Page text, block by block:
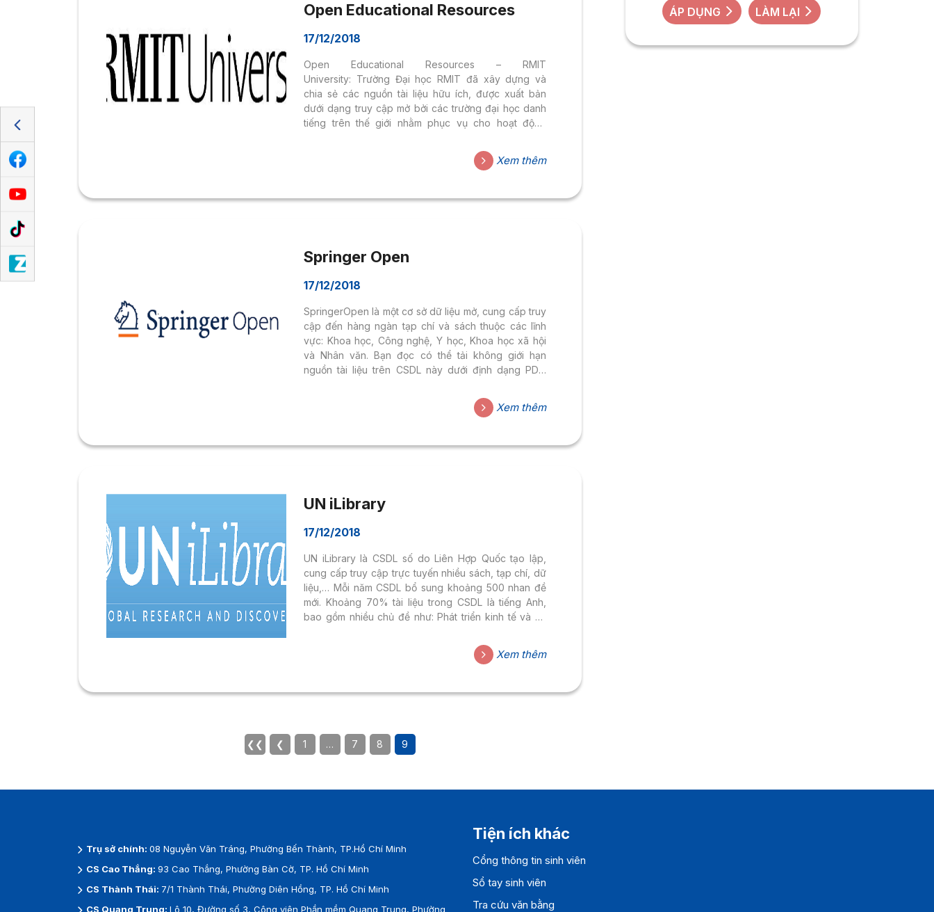
Open Educational Resources
17/12/2018
Open Educational Resources – RMIT
University: Trường Đại học RMIT đã xây dựng và
chia sẻ các nguồn tài liệu hữu ích, được xuất bản
dưới dạng truy cập mở bởi các trường đại học danh
tiếng trên thế giới nhằm phục vụ cho hoạt động
Nam. Link truy cập: Open Educational Resources –
Xem thêm
Springer Open
17/12/2018
SpringerOpen là một cơ sở dữ liệu mở, cung cấp truy
cập đến hàng ngàn tạp chí và sách thuộc các lĩnh
vực: Khoa học, Công nghệ, Y học, Khoa học xã hội
và Nhân văn. Bạn đọc có thể tải không giới hạn
nguồn tài liệu trên CSDL này dưới định dạng PDF.
dẫn tìm kiếm: – Tìm kiếm nhanh: Nhập tên bài báo,
tên tác giả hoặc chủ đề/từ khóa cần tìmvào ô tìm
để tiến hành tìmkiếm.– Tìm kiếm theo chủ đề: Chọn...
Xem thêm
UN iLibrary
17/12/2018
UN iLibrary là CSDL số do Liên Hợp Quốc tạo lập,
cung cấp truy cập trực tuyến nhiều sách, tạp chí, dữ
liệu,… Mỗi năm CSDL bổ sung khoảng 500 nhan đề
mới. Khoảng 70% tài liệu trong CSDL là tiếng Anh,
bao gồm nhiều chủ đề như: Phát triển kinh tế và xã
vấn đề đô thị, Thương mại và Tài chính Quốc tế, Tài
nguyên, Nước và Năng lượng, Luật pháp và Luật
liệu có thể...
Xem thêm
❮❮ ❮ 1 … 7 8 9
ÁP DỤNG LÀM LẠI
08 Nguyễn Văn Tráng, Phường Bến Thành, TP.Hồ Chí Minh
Tiện ích khác
Cổng thông tin sinh viên
Sổ tay sinh viên
Tra cứu văn bằng